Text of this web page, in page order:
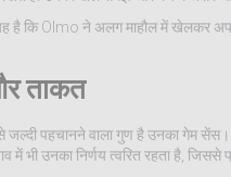
यह है कि Olmo ने अलग माहौल में खेलकर
ताकत
पहचानने वाला गुण है उनका गेम सेंस।
में भी उनका निर्णय त्वरित रहता है,